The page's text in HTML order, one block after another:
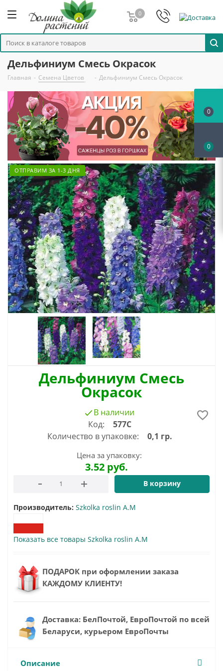
0
Дельфиниум Смесь Окрасок
Главная - Семена Цветов - Дельфиниум Смесь Окрасок
ОТПРАВИМ ЗА 1-3 ДНЯ
Дельфиниум Смесь
Окрасок
В наличии
Код:
577С
Количество в упаковке:
0,1 гр.
Цена за упаковку:
3.52 руб.
В корзину
Производитель: Szkolka roslin A.M
Показать все товары Szkolka roslin A.M
ПОДАРОК при оформлении заказа
КАЖДОМУ КЛИЕНТУ!
Доставка: БелПочтой, ЕвроПочтой по всей
Беларуси, курьером ЕвроПочты
Описание
0
0